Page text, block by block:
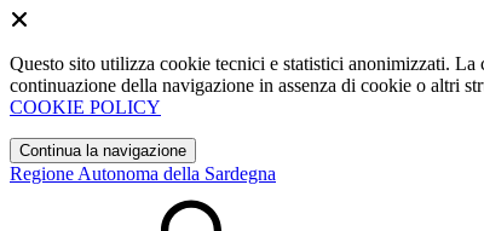
Questo sito utilizza cookie tecnici e statistici anonimizzati.
continuazione della navigazione in assenza di cookie o altri
COOKIE POLICY
Continua la navigazione
Regione Autonoma della Sardegna